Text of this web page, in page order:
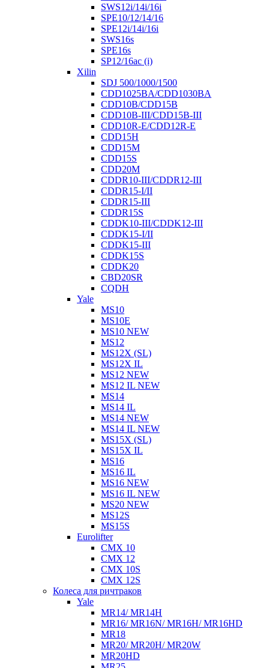
SWS12i/14i/16i
SPE10/12/14/16
SPE12i/14i/16i
SWS16s
SPE16s
SP12/16ac (i)
Xilin
SDJ 500/1000/1500
CDD1025BA/CDD1030BA
CDD10B/CDD15B
CDD10B-III/CDD15B-III
CDD10R-E/CDD12R-E
CDD15H
CDD15M
CDD15S
CDD20M
CDDR10-III/CDDR12-III
CDDR15-I/II
CDDR15-III
CDDR15S
CDDK10-III/CDDK12-III
CDDK15-I/II
CDDK15-III
CDDK15S
CDDK20
CBD20SR
CQDH
Yale
MS10
MS10E
MS10 NEW
MS12
MS12X (SL)
MS12X IL
MS12 NEW
MS12 IL NEW
MS14
MS14 IL
MS14 NEW
MS14 IL NEW
MS15X (SL)
MS15X IL
MS16
MS16 IL
MS16 NEW
MS16 IL NEW
MS20 NEW
MS12S
MS15S
Eurolifter
CMX 10
CMX 12
CMX 10S
CMX 12S
Колеса для ричтраков
Yale
MR14/ MR14H
MR16/ MR16N/ MR16H/ MR16HD
MR18
MR20/ MR20H/ MR20W
MR20HD